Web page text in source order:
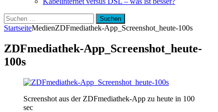
Suchen
nach:
StartseiteMedienZDFmediathek-App_Screenshot_heute-100s
ZDFmediathek-App_Screenshot_heute-
100s
Screenshot aus der ZDFmediathek-App zu heute in 100
sec